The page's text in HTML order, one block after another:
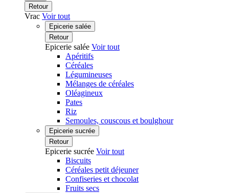
Retour
Vrac Voir tout
Epicerie salée
Retour
Epicerie salée Voir tout
Apéritifs
Céréales
Légumineuses
Mélanges de céréales
Oléagineux
Pates
Riz
Semoules, couscous et boulghour
Epicerie sucrée
Retour
Epicerie sucrée Voir tout
Biscuits
Céréales petit déjeuner
Confiseries et chocolat
Fruits secs